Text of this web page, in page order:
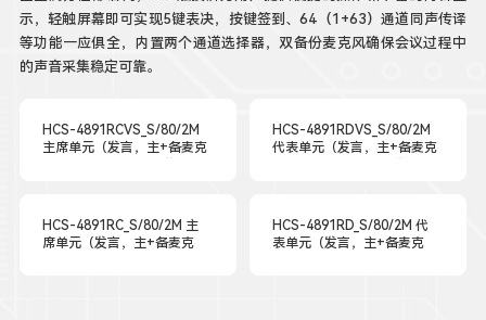
示，轻触屏幕即可实现5键表决，按键签到、64（1+63）通道同声传译
等功能一应俱全，内置两个通道选择器，双备份麦克风确保会议过程中
的声音采集稳定可靠。
HCS-4891RCVS_S/80/2M
主席单元（发言，主+备麦克
HCS-4891RDVS_S/80/2M
代表单元（发言，主+备麦克
HCS-4891RC_S/80/2M 主
席单元（发言，主+备麦克
HCS-4891RD_S/80/2M 代
表单元（发言，主+备麦克